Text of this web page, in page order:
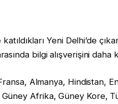
Yeni Delhi’de
bilgi alışverişini daha
Almanya, Hindistan,
Afrika, Güney Kore,